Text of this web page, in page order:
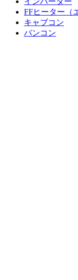
FFヒーター（
キャブコン
バンコン